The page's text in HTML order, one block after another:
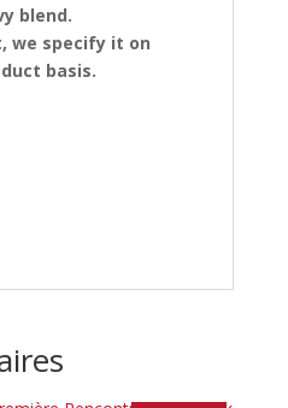
blend.
we specify it on
basis.